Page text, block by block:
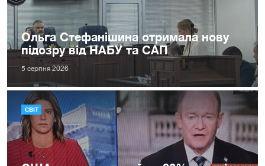
Ольга Стефанішина отримала нову
підозру від НАБУ та САП
5 серпня 2026
СВІТ